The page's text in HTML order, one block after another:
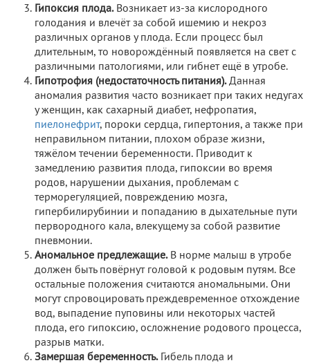
Гипоксия плода.Возникает из-за кислородного
голодания и влечёт за собой ишемию и некроз
различных органов у плода. Если процесс был
длительным, то новорождённый появляется на свет с
различными патологиями, или гибнет ещё в утробе.
Гипотрофия (недостаточность питания).Данная
аномалия развития часто возникает при таких недугах
у женщин, как сахарный диабет, нефропатия,
пиелонефрит, пороки сердца, гипертония, а также при
неправильном питании, плохом образе жизни,
тяжёлом течении беременности. Приводит к
замедлению развития плода, гипоксии во время
родов, нарушении дыхания, проблемам с
терморегуляцией, повреждению мозга,
гипербилирубинии и попаданию в дыхательные пути
первородного кала, влекущему за собой развитие
пневмонии.
Аномальное предлежащие.В норме малыш в утробе
должен быть повёрнут головой к родовым путям. Все
остальные положения считаются аномальными. Они
могут спровоцировать преждевременное отхождение
вод, выпадение пуповины или некоторых частей
плода, его гипоксию, осложнение родового процесса,
разрыв матки.
Замершая беременность.Гибель плода и